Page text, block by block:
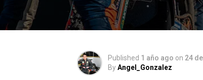
Published 1 año ago on 24
ByAngel_Gonzalez